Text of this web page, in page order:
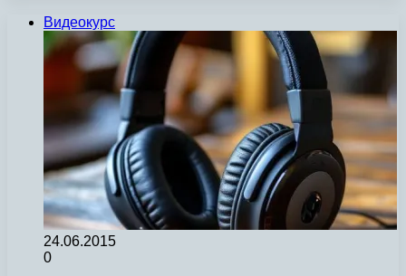
Видеокурс
24.06.2015
0